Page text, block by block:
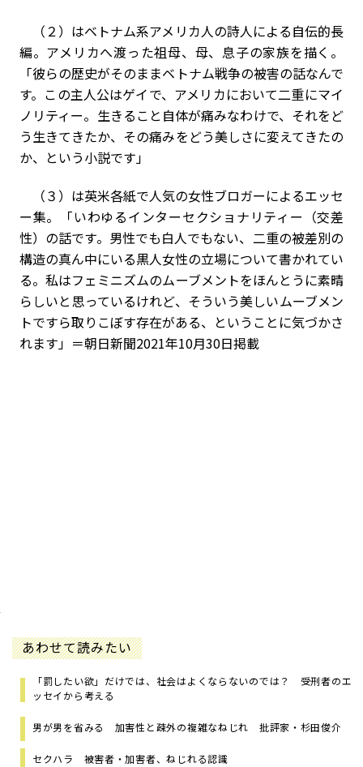
（２）はベトナム系アメリカ人の詩人による自伝的長
編。アメリカへ渡った祖母、母、息子の家族を描く。
「彼らの歴史がそのままベトナム戦争の被害の話なんで
す。この主人公はゲイで、アメリカにおいて二重にマイ
ノリティー。生きること自体が痛みなわけで、それをど
う生きてきたか、その痛みをどう美しさに変えてきたの
か、という小説です」
（３）は英米各紙で人気の女性ブロガーによるエッセ
ー集。「いわゆるインターセクショナリティー（交差
性）の話です。男性でも白人でもない、二重の被差別の
構造の真ん中にいる黒人女性の立場について書かれてい
る。私はフェミニズムのムーブメントをほんとうに素晴
らしいと思っているけれど、そういう美しいムーブメン
トですら取りこぼす存在がある、ということに気づかさ
れます」＝朝日新聞2021年10月30日掲載
あわせて読みたい
「罰したい欲」だけでは、社会はよくならないのでは？ 受刑者のエ
ッセイから考える
男が男を省みる 加害性と疎外の複雑なねじれ 批評家・杉田俊介
セクハラ 被害者・加害者、ねじれる認識